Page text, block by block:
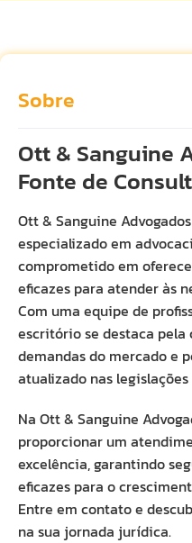
Sobre
Ott & Sanguine
Fonte de
Ott & Sanguine
especializado em
comprometido em
eficazes para atender às
Com uma equipe de
escritório se destaca
demandas do mercado e
atualizado nas
Na Ott & Sanguine
proporcionar um
excelência, garantindo
eficazes para o
Entre em contato e
na sua jornada jurídica.